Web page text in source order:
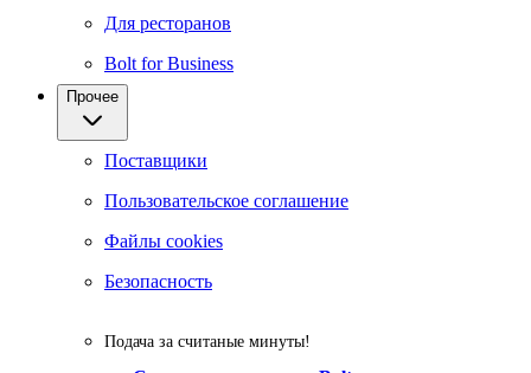
Для ресторанов
Bolt for Business
Прочее
Поставщики
Пользовательское соглашение
Файлы cookies
Безопасность
Подача за считаные минуты!